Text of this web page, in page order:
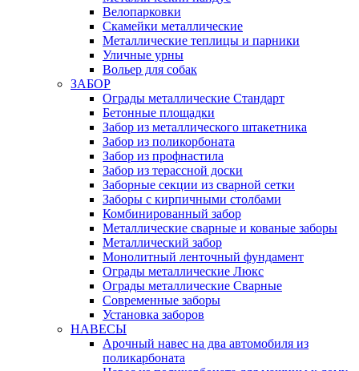
Велопарковки
Скамейки металлические
Металлические теплицы и парники
Уличные урны
Вольер для собак
ЗАБОР
Ограды металлические Стандарт
Бетонные площадки
Забор из металлического штакетника
Забор из поликорбоната
Забор из профнастила
Забор из терассной доски
Заборные секции из сварной сетки
Заборы с кирпичными столбами
Комбинированный забор
Металлические сварные и кованые заборы
Металлический забор
Монолитный ленточный фундамент
Ограды металлические Люкс
Ограды металлические Сварные
Современные заборы
Установка заборов
НАВЕСЫ
Арочный навес на два автомобиля из
поликарбоната